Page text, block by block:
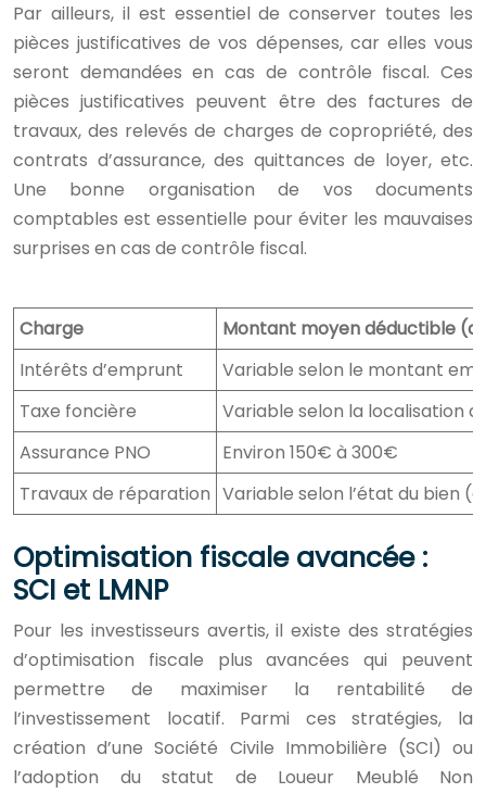
Par ailleurs, il est essentiel de conserver toutes les
pièces justificatives de vos dépenses, car elles vous
seront demandées en cas de contrôle fiscal. Ces
pièces justificatives peuvent être des factures de
travaux, des relevés de charges de copropriété, des
contrats d’assurance, des quittances de loyer, etc.
Une bonne organisation de vos documents
comptables est essentielle pour éviter les mauvaises
surprises en cas de contrôle fiscal.
Charge
Montant moyen déductible
Intérêts d’emprunt
Variable selon le montant
Taxe foncière
Variable selon la localisation
Assurance PNO
Environ 150€ à 300€
Travaux de réparation Variable selon l’état du bien
Optimisation fiscale avancée :
SCI et LMNP
Pour les investisseurs avertis, il existe des stratégies
d’optimisation fiscale plus avancées qui peuvent
permettre de maximiser la rentabilité de
l’investissement locatif. Parmi ces stratégies, la
création d’une Société Civile Immobilière (SCI) ou
l’adoption du statut de Loueur Meublé Non